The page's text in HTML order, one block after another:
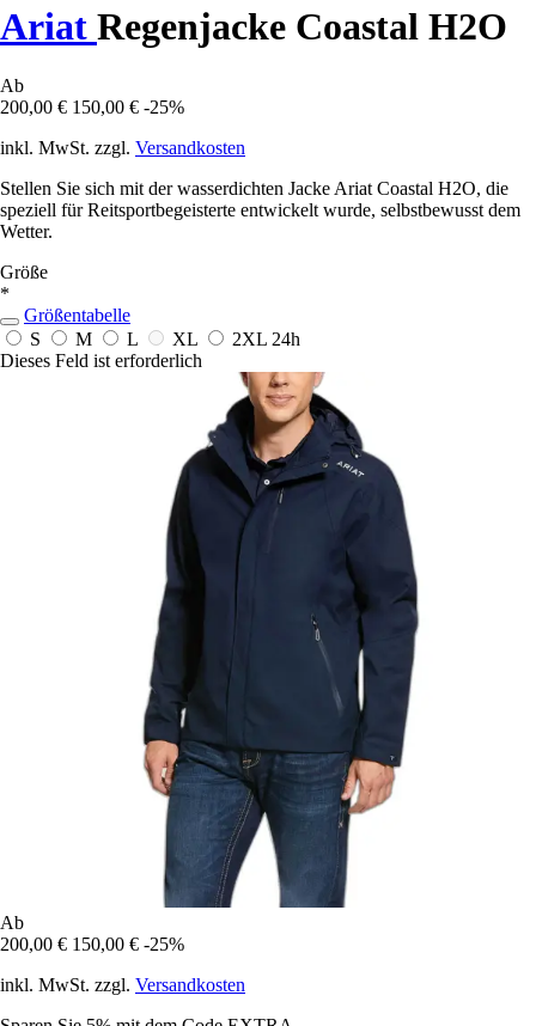
Ariat Regenjacke Coastal H2O
Ab
200,00 € 150,00 € -25%
inkl. MwSt. zzgl. Versandkosten
Stellen Sie sich mit der wasserdichten Jacke Ariat Coastal H2O, die
speziell für Reitsportbegeisterte entwickelt wurde, selbstbewusst dem
Wetter.
Größe
*
Größentabelle
S
M L XL 2XL 24h
Dieses Feld ist erforderlich
Ab
200,00 € 150,00 € -25%
inkl. MwSt. zzgl. Versandkosten